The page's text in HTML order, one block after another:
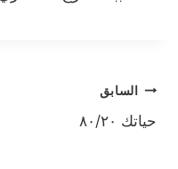
تصفّح
المقالات
السابق
حياتك ٨٠/٢٠